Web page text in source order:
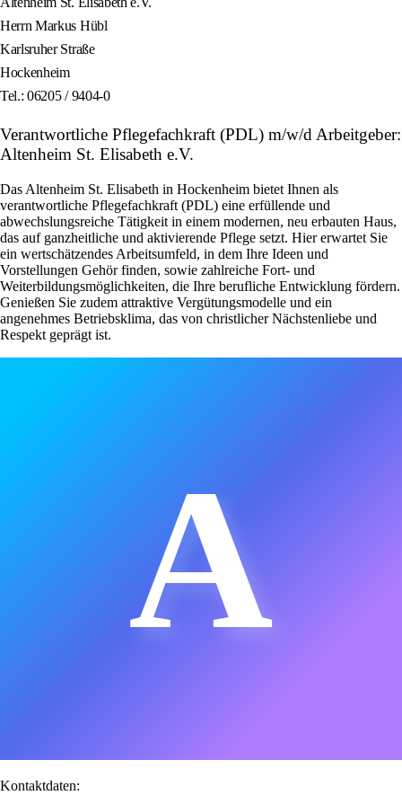
Herrn Markus Hübl
Karlsruher Straße
Hockenheim
Tel.: 06205 / 9404-0
Verantwortliche Pflegefachkraft (PDL) m/w/d Arbeitgeber:
Altenheim St. Elisabeth e.V.
Das Altenheim St. Elisabeth in Hockenheim bietet Ihnen als
verantwortliche Pflegefachkraft (PDL) eine erfüllende und
abwechslungsreiche Tätigkeit in einem modernen, neu erbauten Haus,
das auf ganzheitliche und aktivierende Pflege setzt. Hier erwartet Sie
ein wertschätzendes Arbeitsumfeld, in dem Ihre Ideen und
Vorstellungen Gehör finden, sowie zahlreiche Fort- und
Weiterbildungsmöglichkeiten, die Ihre berufliche Entwicklung fördern.
Genießen Sie zudem attraktive Vergütungsmodelle und ein
angenehmes Betriebsklima, das von christlicher Nächstenliebe und
Respekt geprägt ist.
A
Kontaktdaten: